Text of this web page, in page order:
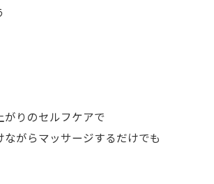
がりのセルフケアで
ながらマッサージするだけでも